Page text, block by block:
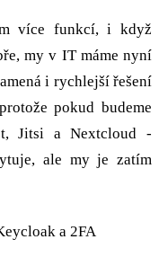
více funkcí, i když
my v IT máme nyní
i rychlejší řešení
pokud budeme
Jitsi a Nextcloud -
ale my je zatím
a 2FA